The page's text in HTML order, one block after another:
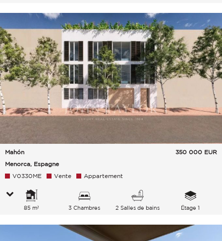
Mahón
Menorca, Espagne
350 000 EUR
V0330ME Vente Appartement
85 m² 3 Chambres 2 Salles de bains Étage 1